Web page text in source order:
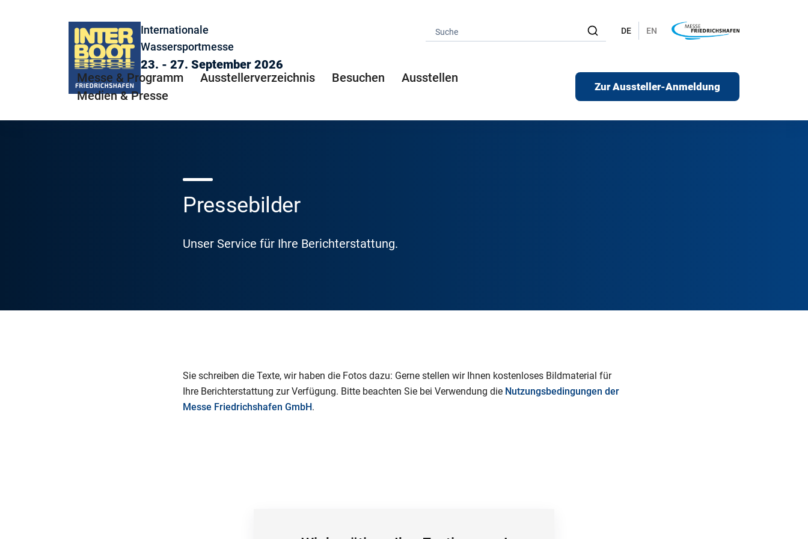
Internationale
Wassersportmesse
23. - 27. September 2026
DE EN
Messe & Programm Ausstellerverzeichnis Besuchen
Ausstellen
Medien & Presse
Zur Aussteller-Anmeldung
Pressebilder
Unser Service für Ihre Berichterstattung.
Sie schreiben die Texte, wir haben die Fotos dazu: Gerne stellen wir Ihnen kostenloses Bildmaterial für
Ihre Berichterstattung zur Verfügung. Bitte beachten Sie bei Verwendung die Nutzungsbedingungen der
Messe Friedrichshafen GmbH.